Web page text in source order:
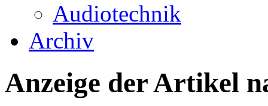
Audiotechnik
Archiv
Anzeige der Artikel